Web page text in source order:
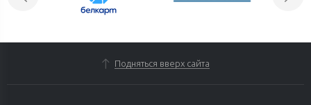
Подняться вверх сайта